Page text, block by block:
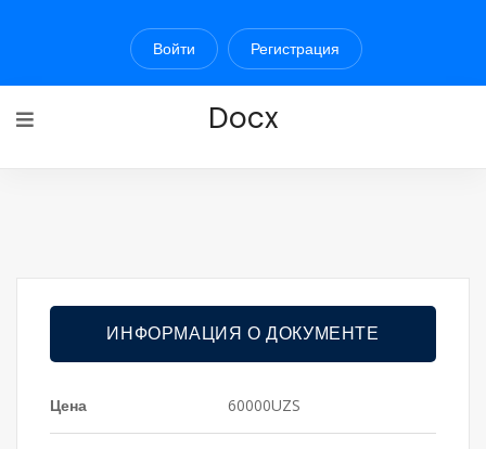
Войти Регистрация
Docx
ИНФОРМАЦИЯ О ДОКУМЕНТЕ
Цена 60000UZS